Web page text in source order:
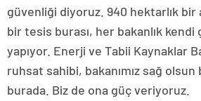
güvenliği diyoruz. 940 hektarlık
bir tesis burası, her bakanlık kendi
yapıyor. Enerji ve Tabii Kaynaklar
ruhsat sahibi, bakanımız sağ olsun
burada. Biz de ona güç veriyoruz.